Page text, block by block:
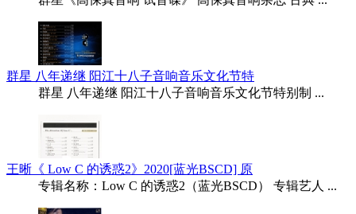
群星 八年递继 阳江十八子音响音乐文化节特
群星 八年递继 阳江十八子音响音乐文化节特别制 ...
王晰《 Low C 的诱惑2》2020[蓝光BSCD] 原
专辑名称：Low C 的诱惑2（蓝光BSCD） 专辑艺人 ...